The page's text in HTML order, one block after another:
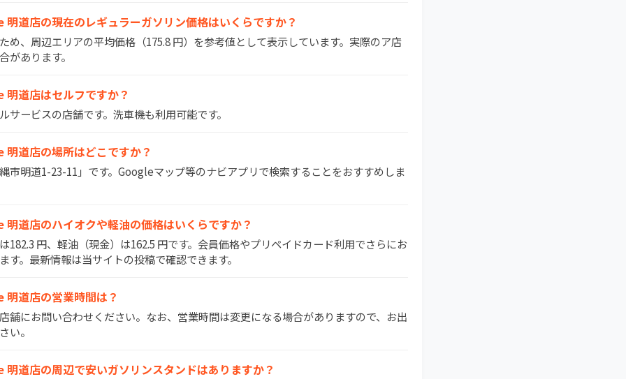
明道店の現在のレギュラーガソリン価格はいくらですか？
め、周辺エリアの平均価格（175.8 円）を参考値として表示しています。実際のア店
があります。
明道店はセルフですか？
サービスの店舗です。洗車機も利用可能です。
明道店の場所はどこですか？
市明道1-23-11」です。Googleマップ等のナビアプリで検索することをおすすめしま
明道店のハイオクや軽油の価格はいくらですか？
182.3 円、軽油（現金）は162.5 円です。会員価格やプリペイドカード利用でさらにお
す。最新情報は当サイトの投稿で確認できます。
明道店の営業時間は？
舗にお問い合わせください。なお、営業時間は変更になる場合がありますので、お出
い。
明道店の周辺で安いガソリンスタンドはありますか？